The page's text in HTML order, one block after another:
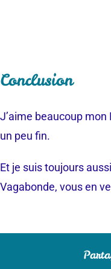
Conclusion
J’aime beaucoup
un peu fin.
Et je suis toujours
Vagabonde, vous en